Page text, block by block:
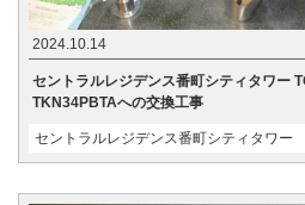
2024.10.14
セントラルレジデンス番町シティタワー
TKN34PBTAへの交換工事
セントラルレジデンス番町シティタワー